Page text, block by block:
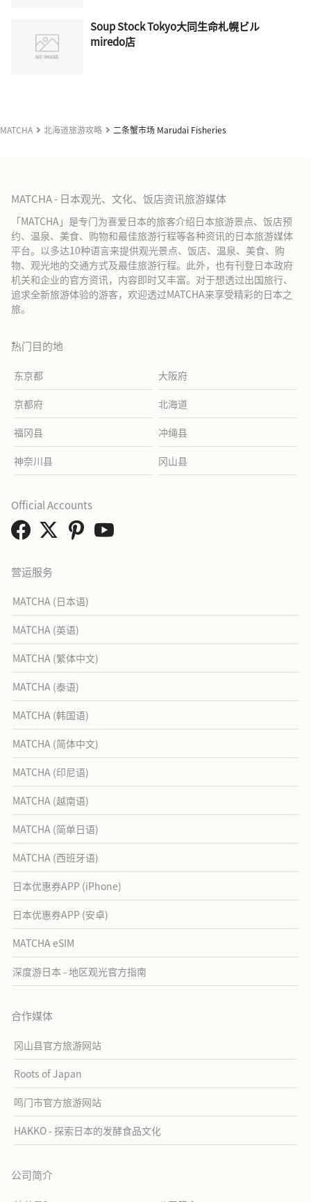
Soup Stock Tokyo大同生命札幌ビル
miredo店
MATCHA 北海道旅游攻略 二条蟹市场 Marudai Fisheries
MATCHA - 日本观光、文化、饭店资讯旅游媒体
「MATCHA」是专门为喜爱日本的旅客介绍日本旅游景点、饭店预
约、温泉、美食、购物和最佳旅游行程等各种资讯的日本旅游媒体
平台。以多达10种语言来提供观光景点、饭店、温泉、美食、购
物、观光地的交通方式及最佳旅游行程。此外，也有刊登日本政府
机关和企业的官方资讯，内容即时又丰富。对于想透过出国旅行、
追求全新旅游体验的游客，欢迎透过MATCHA来享受精彩的日本之
旅。
热门目的地
东京都 大阪府
京都府 北海道
福冈县 冲绳县
神奈川县 冈山县
营运服务
MATCHA (日本语)
MATCHA (英语)
MATCHA (繁体中文)
MATCHA (泰语)
MATCHA (韩国语)
MATCHA (简体中文)
MATCHA (印尼语)
MATCHA (越南语)
MATCHA (简单日语)
MATCHA (西班牙语)
日本优惠券APP (iPhone)
日本优惠券APP (安卓)
MATCHA eSIM
深度游日本 - 地区观光官方指南
合作媒体
冈山县官方旅游网站
Roots of Japan
鸣门市官方旅游网站
HAKKO - 探索日本的发酵食品文化
公司简介
Official Accounts